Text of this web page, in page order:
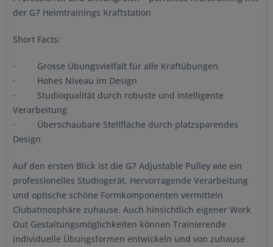
der G7 Heimtrainings Kraftstation
Short Facts:
· Grosse Übungsvielfalt für alle Kraftübungen
· Hohes Niveau im Design
· Studioqualität durch robuste und intelligente
Verarbeitung
· Überschaubare Stellfläche durch platzsparendes
Design
Auf den ersten Blick ist die G7 Adjustable Pulley wie ein
professionelles Studiogerät. Hervorragende Verarbeitung
und optische schöne Formkomponenten vermitteln
Clubatmosphäre zuhause. Auch hinsichtlich eigener Work
Out Gestaltungsmöglichkeiten können Trainierende
individuelle Übungsformen entwickeln und von zuhause